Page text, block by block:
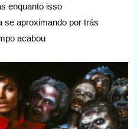
enquanto isso
se aproximando por trás
acabou